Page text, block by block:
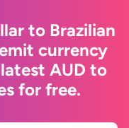
to Brazilian
currency
AUD to
for free.